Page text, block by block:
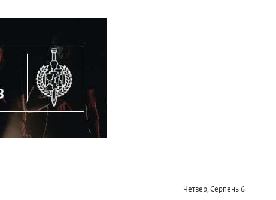
Четвер, Серпень 6